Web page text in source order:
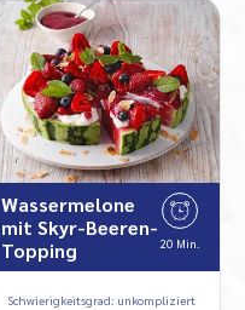
Wassermelone
mit Skyr-Beeren-
Topping
20 Min.
Schwierigkeitsgrad: unkompliziert